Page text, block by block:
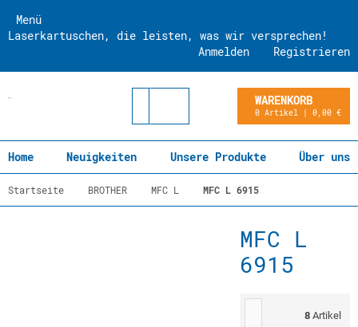
Menü
Laserkartuschen, die leisten, was wir versprechen!
Registrieren
Anmelden
WARENKORB
0 Artikel | 0,00 €
Home Neuigkeiten Unsere Produkte Über uns
Startseite BROTHER MFC L MFC L 6915
MFC L
6915
8 Artikel